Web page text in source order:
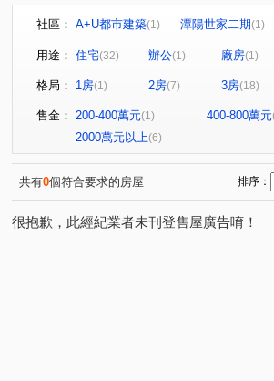
社區： A+U都市建築(1) 潭陽世家二期(1)
精誠二十八街
(1) (1)
惠宇世紀願景 (1) 昂峰謙若樹(1)
太子龍(1) 領袖江山 大城雲杉
翰陽尊邸(1) 大墩園邸
華美西街二段(1) 港都路(1) 大
忠明南路(1) 東興
美村路二段(2) 學府路(1) 文心
大墩十七街(1) 至善路 (1) 高工路
用途： 住宅(32) 辦公(1) 廠房(1)
格局： 1房(1) 2房(7) 3房(18)
售金： 200-400萬元(1) 400-800萬元
2000萬元以上(6)
共有0個符合要求的房屋 排序：
很抱歉，此經紀業者未刊登售屋廣告唷！